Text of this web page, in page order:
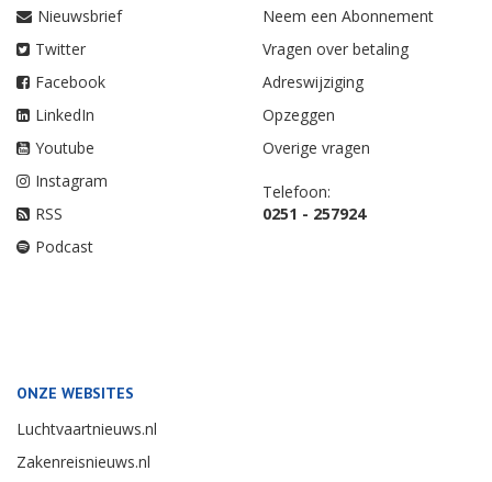
Nieuwsbrief
Twitter
Facebook
LinkedIn
Youtube
Instagram
RSS
Podcast
Neem een Abonnement
Vragen over betaling
Adreswijziging
Opzeggen
Overige vragen
Telefoon:
0251 - 257924
ONZE WEBSITES
Luchtvaartnieuws.nl
Zakenreisnieuws.nl